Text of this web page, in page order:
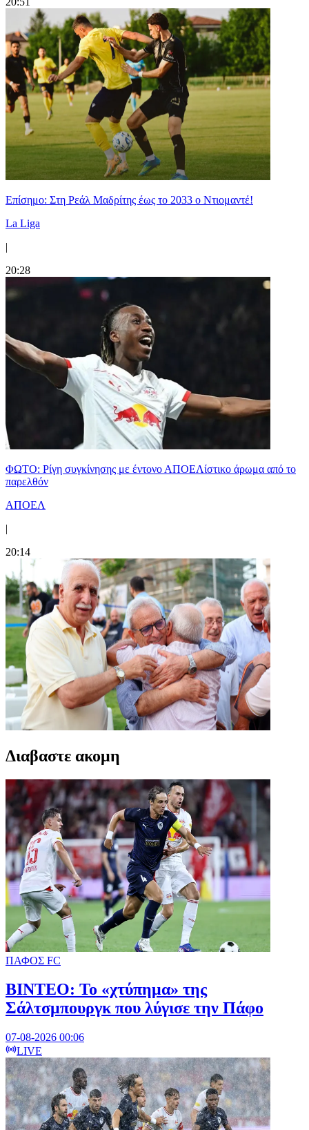
Επίσημο: Στη Ρεάλ Μαδρίτης έως το 2033 ο Ντιομαντέ!
La Liga
|
20:28
ΦΩΤΟ: Ρίγη συγκίνησης με έντονο ΑΠΟΕΛίστικο άρωμα από το
παρελθόν
ΑΠΟΕΛ
|
20:14
Διαβαστε ακομη
ΠΑΦΟΣ FC
ΒΙΝΤΕΟ: Το «χτύπημα» της
Σάλτσμπουργκ που λύγισε την Πάφο
07-08-2026 00:06
LIVE